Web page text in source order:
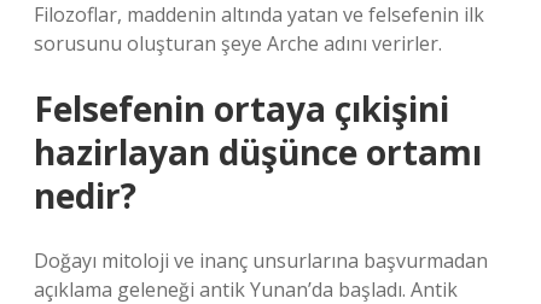
Filozoflar, maddenin altında yatan ve felsefenin ilk
sorusunu oluşturan şeye Arche adını verirler.
Felsefenin ortaya çıkişini
hazirlayan düşünce ortamı
nedir?
Doğayı mitoloji ve inanç unsurlarına başvurmadan
açıklama geleneği antik Yunan’da başladı. Antik